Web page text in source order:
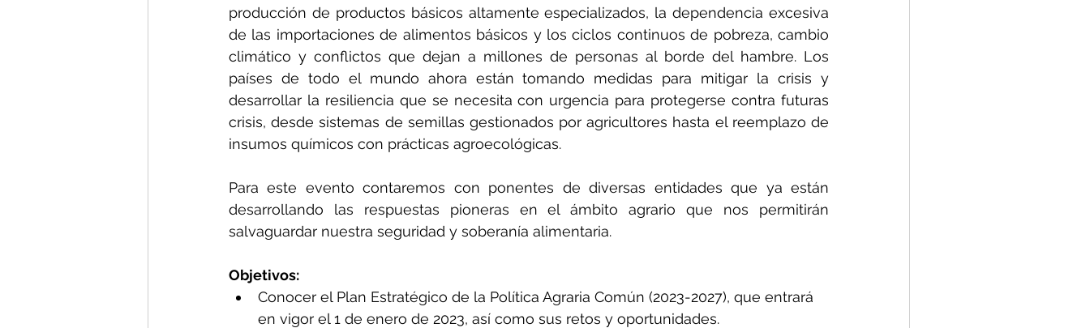
producción de productos básicos altamente especializados, la dependencia excesiva
de las importaciones de alimentos básicos y los ciclos continuos de pobreza, cambio
climático y conflictos que dejan a millones de personas al borde del hambre. Los
países de todo el mundo ahora están tomando medidas para mitigar la crisis y
desarrollar la resiliencia que se necesita con urgencia para protegerse contra futuras
crisis, desde sistemas de semillas gestionados por agricultores hasta el reemplazo de
insumos químicos con prácticas agroecológicas.
Para este evento contaremos con ponentes de diversas entidades que ya están
desarrollando las respuestas pioneras en el ámbito agrario que nos permitirán
salvaguardar nuestra seguridad y soberanía alimentaria.
Objetivos:
Conocer el Plan Estratégico de la Política Agraria Común (2023-2027), que entrará
en vigor el 1 de enero de 2023, así como sus retos y oportunidades.